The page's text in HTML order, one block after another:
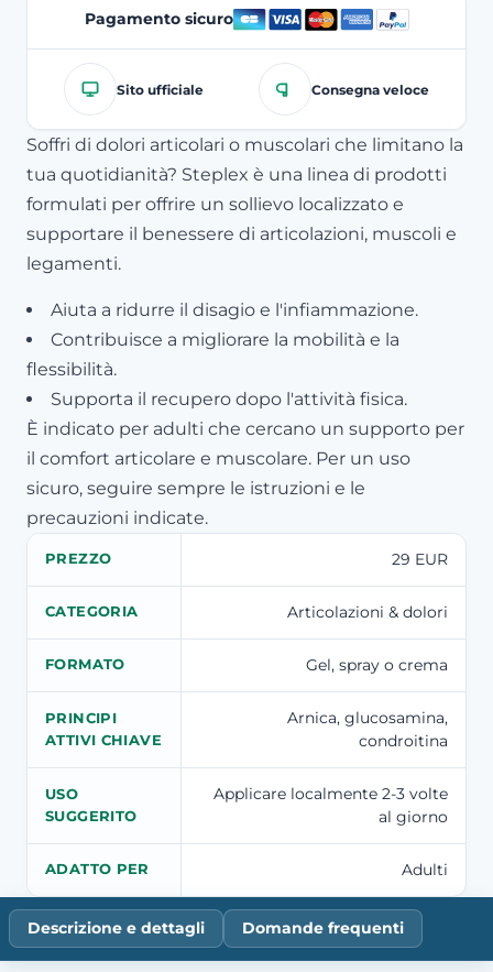
Pagamento sicuro
Sito ufficiale Consegna veloce
Soffri di dolori articolari o muscolari che limitano la
tua quotidianità? Steplex è una linea di prodotti
formulati per offrire un sollievo localizzato e
supportare il benessere di articolazioni, muscoli e
legamenti.
Aiuta a ridurre il disagio e l'infiammazione.
Contribuisce a migliorare la mobilità e la
flessibilità.
Supporta il recupero dopo l'attività fisica.
È indicato per adulti che cercano un supporto per
il comfort articolare e muscolare. Per un uso
sicuro, seguire sempre le istruzioni e le
precauzioni indicate.
PREZZO 29 EUR
CATEGORIA Articolazioni & dolori
FORMATO Gel, spray o crema
PRINCIPI
ATTIVI CHIAVE
Arnica, glucosamina,
condroitina
USO
SUGGERITO
Applicare localmente 2-3 volte
al giorno
ADATTO PER Adulti
Descrizione e dettagli Domande frequenti